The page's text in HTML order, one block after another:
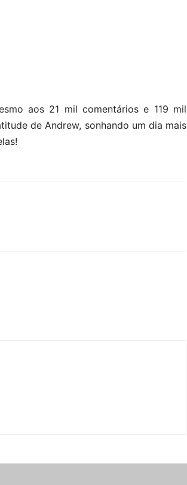
aos 21 mil comentários e 119 mil
de Andrew, sonhando um dia mais